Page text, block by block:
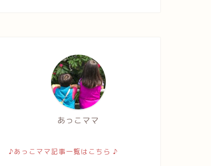
あっこママ
♪あっこママ記事一覧はこちら ♪